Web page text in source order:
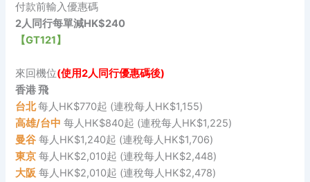
付款前輸入優惠碼
2人同行每單減HK$240
【GT121】
來回機位(使用2人同行優惠碼後)
香港 飛
台北每人HK$770起 (連稅每人HK$1,155)
高雄/台中 每人HK$840起 (連稅每人HK$1,225)
曼谷 每人HK$1,240起 (連稅每人HK$1,706)
東京 每人HK$2,010起 (連稅每人HK$2,448)
大阪 每人HK$2,010起 (連稅每人HK$2,478)